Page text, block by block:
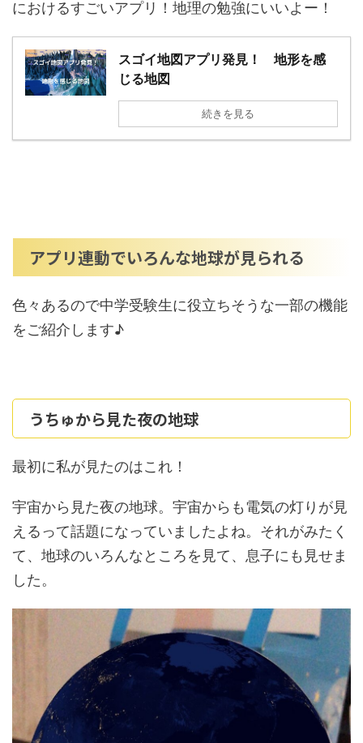
におけるすごいアプリ！地理の勉強にいいよー！
スゴイ地図アプリ発見！ 地形を感
じる地図
続きを見る
アプリ連動でいろんな地球が見られる
色々あるので中学受験生に役立ちそうな一部の機能
をご紹介します♪
うちゅから見た夜の地球
最初に私が見たのはこれ！
宇宙から見た夜の地球。宇宙からも電気の灯りが見
えるって話題になっていましたよね。それがみたく
て、地球のいろんなところを見て、息子にも見せま
した。